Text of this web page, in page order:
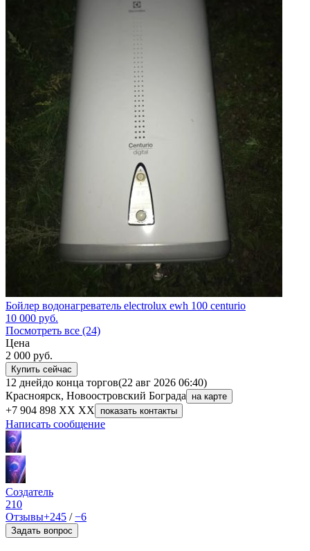
Бойлер водонагреватель electrolux ewh 100 centurio
10 000 руб.
Посмотреть все (24)
Цена
2 000 руб.
Купить сейчас
12 днейдо конца торгов(22 авг 2026 06:40)
Красноярск, Новоостровский Бограда
на карте
+7 904 898 XX XX показать контакты
Написать сообщение
Создатель
210
Отзывы+245 /−6
Задать вопрос